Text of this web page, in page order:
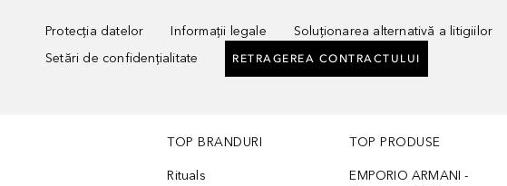
Protecția datelor Informații legale Soluționarea alternativă a litigiilor
Setări de confidențialitate
RETRAGEREA CONTRACTULUI
TOP BRANDURI
Rituals
TOP PRODUSE
EMPORIO ARMANI -